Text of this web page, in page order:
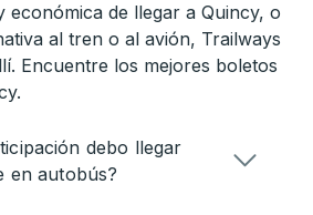
económica de llegar a Quincy, o
al tren o al avión, Trailways
Encuentre los mejores boletos
debo llegar
en autobús?